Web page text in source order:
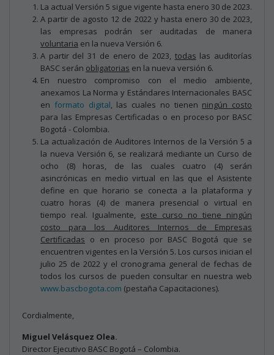
La actual Versión 5 sigue vigente hasta enero 30 de 2023.
A partir de agosto 12 de 2022 y hasta enero 30 de 2023,
las empresas podrán ser auditadas de manera
voluntaria en la nueva Versión 6.
A partir del 31 de enero de 2023, todas las auditorías
BASC serán obligatorias en la nueva versión 6.
En nuestro compromiso con el medio ambiente,
anexamos La Norma y Estándares Internacionales BASC
en formato digital , las cuales no tienen ningún costo
para las Empresas Certificadas o en proceso por BASC
Bogotá - Colombia.
La actualización de Auditores Internos de la Versión 5 a
la nueva Versión 6, se realizará mediante un Curso de
ocho (8) horas, de las cuales cuatro (4) serán
asincrónicas en medio virtual en las que el Asistente
define en que horario se conecta a la plataforma y
cuatro horas (4) de manera presencial o virtual en
tiempo real. Igualmente, este curso no tiene ningún
costo para los Auditores Internos de Empresas
Certificadas o en proceso por BASC Bogotá que se
encuentren vigentes en la Versión 5. Los cursos inician el
julio 25 de 2022 y el cronograma general de fechas de
todos los cursos de pueden consultar en nuestra web
www.bascbogota.com (pestaña Capacitaciones).
Cordialmente,
Miguel Velásquez Olea.
Director Ejecutivo BASC Bogotá – Colombia.